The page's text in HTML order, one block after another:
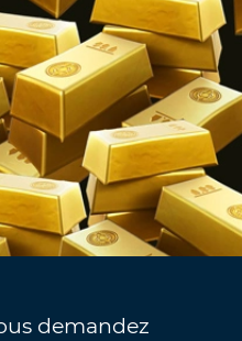
demandez